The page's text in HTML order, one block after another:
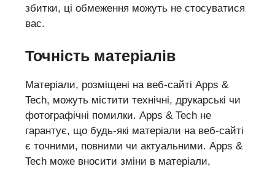
збитки, ці обмеження можуть не стосуватися
вас.
Точність матеріалів
Матеріали, розміщені на веб-сайті Apps &
Tech, можуть містити технічні, друкарські чи
фотографічні помилки. Apps & Tech не
гарантує, що будь-які матеріали на веб-сайті
є точними, повними чи актуальними. Apps &
Tech може вносити зміни в матеріали,